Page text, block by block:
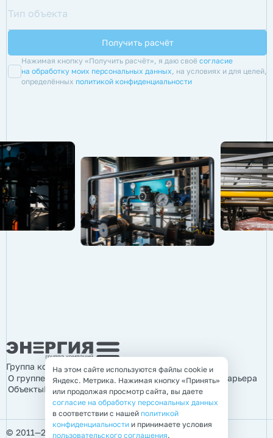
Нажимая кнопку «Получить расчёт», я даю своё согласие
на обработку моих персональных данных, на условиях и для целей,
определённых политикой конфиденциальности
Группа компаний «Энергия»
О группе компанийПродукцияУслугиИнформация
Карьера
ОбъектыКонтакты
© 2011—2026 Группа компаний «Энергия»
На этом сайте используются файлы cookie и
Яндекс. Метрика. Нажимая кнопку «Принять»
или продолжая просмотр сайта, вы даете
согласие на обработку персональных данных
в соответствии с нашей политикой
конфиденциальности и принимаете условия
пользовательского соглашения.